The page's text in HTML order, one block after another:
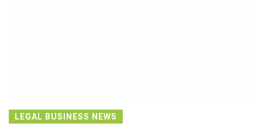
LEGAL BUSINESS NEWS